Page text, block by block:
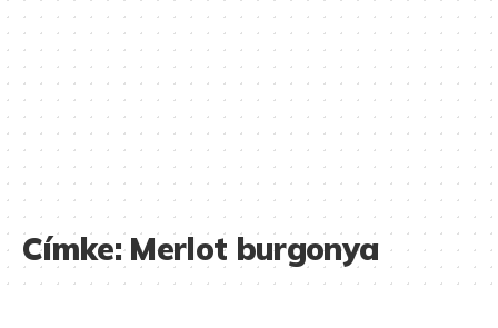
Címke:Merlot burgonya